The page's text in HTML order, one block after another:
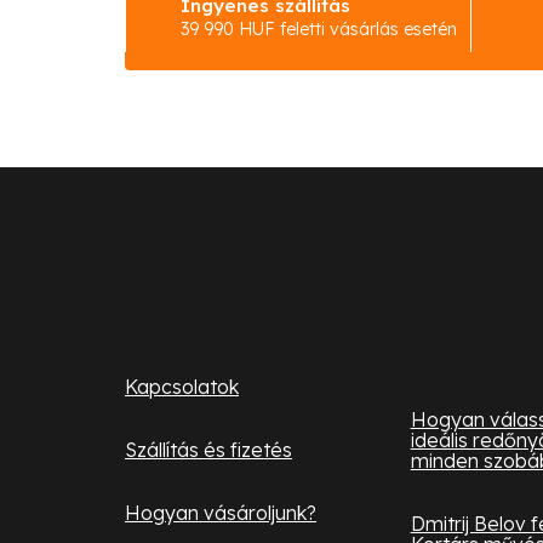
Ingyenes szállítás
39 990 HUF feletti vásárlás esetén
Kapcsolatok
Szállítás és fizetés
Hogyan vásároljunk?
Hogyan
ideális
minden
Dmitrij Belov